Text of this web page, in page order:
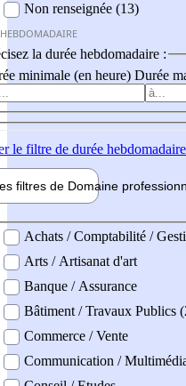
Non renseignée (13)
la durée hebdomadaire :
minimale (en heure) Durée
le filtre de durée hebdomadaire
filtres de Domaine pro
professionel
Achats / Comptabilité /
Arts / Artisanat d'art
Banque / Assurance
Bâtiment / Travaux Publics
Commerce / Vente
Communication /